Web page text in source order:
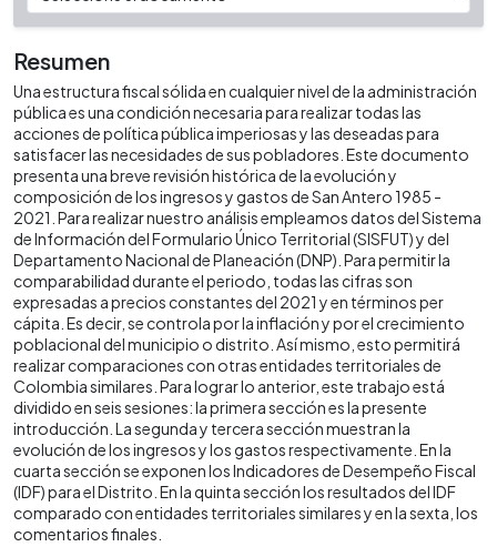
Resumen
Una estructura fiscal sólida en cualquier nivel de la administración
pública es una condición necesaria para realizar todas las
acciones de política pública imperiosas y las deseadas para
satisfacer las necesidades de sus pobladores. Este documento
presenta una breve revisión histórica de la evolución y
composición de los ingresos y gastos de San Antero 1985 -
2021. Para realizar nuestro análisis empleamos datos del Sistema
de Información del Formulario Único Territorial (SISFUT) y del
Departamento Nacional de Planeación (DNP). Para permitir la
comparabilidad durante el periodo, todas las cifras son
expresadas a precios constantes del 2021 y en términos per
cápita. Es decir, se controla por la inflación y por el crecimiento
poblacional del municipio o distrito. Así mismo, esto permitirá
realizar comparaciones con otras entidades territoriales de
Colombia similares. Para lograr lo anterior, este trabajo está
dividido en seis sesiones: la primera sección es la presente
introducción. La segunda y tercera sección muestran la
evolución de los ingresos y los gastos respectivamente. En la
cuarta sección se exponen los Indicadores de Desempeño Fiscal
(IDF) para el Distrito. En la quinta sección los resultados del IDF
comparado con entidades territoriales similares y en la sexta, los
comentarios finales.